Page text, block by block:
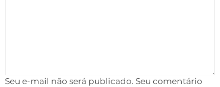
Seu e-mail não será publicado. Seu comentário